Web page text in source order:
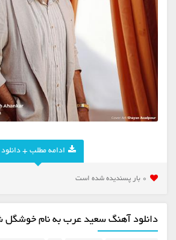
ادامه مطلب + دانلود
0 بار پسنديده شده است
دانلود آهنگ سعید عرب به نام خوشگل